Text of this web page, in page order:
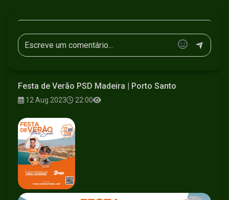
Festa de Verão PSD Madeira | Porto Santo
12 Aug 2023 22:00